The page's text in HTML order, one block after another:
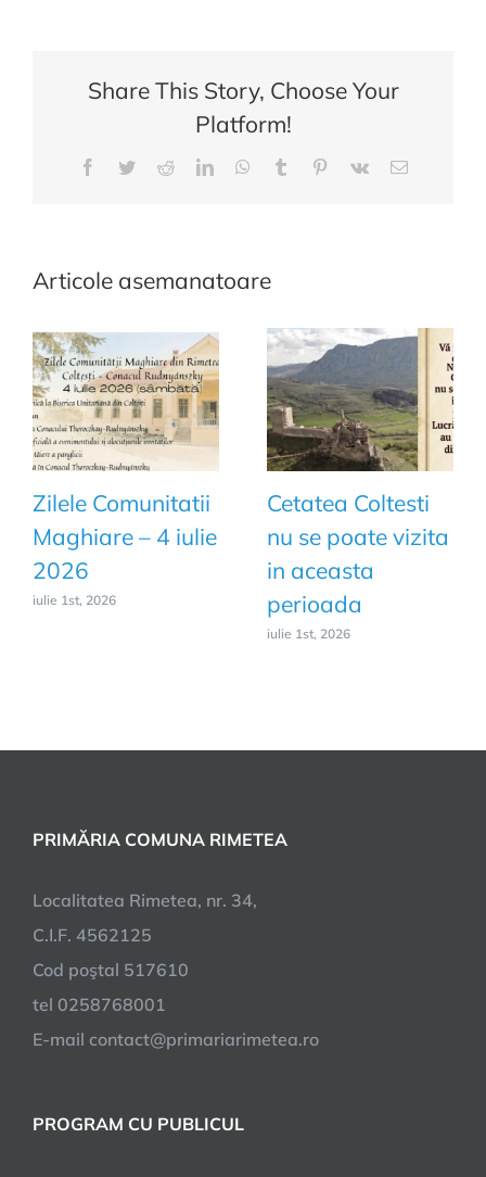
Share This Story, Choose Your
Platform!
Facebook
TwitterRedditLinkedInWhatsApp
Tumblr Pinterest
Vk
E-
Articole asemanatoare
Zilele Comunitatii
Maghiare – 4 iulie
2026
iulie 1st, 2026
Cetatea Coltesti
nu se poate vizita
in aceasta
perioada
iulie 1st, 2026
PRIMĂRIA COMUNA RIMETEA
Localitatea Rimetea, nr. 34,
C.I.F. 4562125
Cod poştal 517610
tel 0258768001
E-mail contact@primariarimetea.ro
PROGRAM CU PUBLICUL